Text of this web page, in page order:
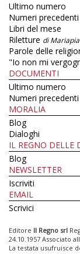
Ultimo numero
Numeri precedenti
Libri del mese
Riletture di
Parole delle
"Io non mi
DOCUMENTI
Ultimo numero
Numeri precedenti
MORALIA
Blog
Dialoghi
IL REGNO DELLE
Blog
NEWSLETTER
Iscriviti
EMAIL
Scrivici
Editore Il Regno srl
24.10.1957 Associato
La testata usufruisce